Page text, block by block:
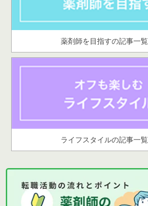
薬剤師を目指すの記事一覧
ライフスタイルの記事一覧